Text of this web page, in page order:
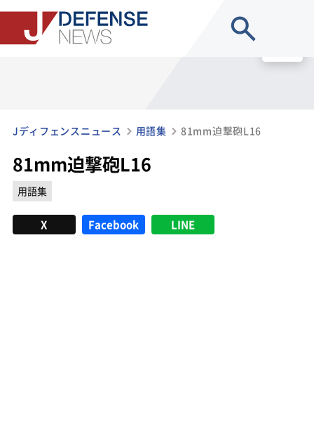
Jディフェンスニュース 用語集 81mm迫撃砲L16
81mm迫撃砲L16
用語集
X Facebook LINE